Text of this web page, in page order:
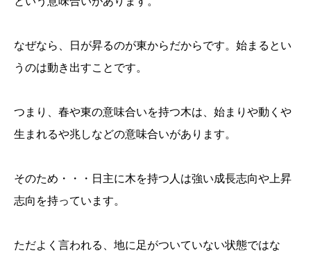
なぜなら、日が昇るのが東からだからです。始まるとい
うのは動き出すことです。
つまり、春や東の意味合いを持つ木は、始まりや動くや
生まれるや兆しなどの意味合いがあります。
そのため・・・日主に木を持つ人は強い成長志向や上昇
志向を持っています。
ただよく言われる、地に足がついていない状態ではな